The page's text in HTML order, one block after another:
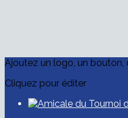
Ajoutez un logo, un bouton,
Cliquez pour éditer